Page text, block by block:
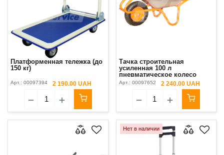
Платформенная тележка (до
150 кг)
Арт.: 00097394 2 190.00 UAH
Тачка строительная
усиленная 100 л
пневматическое колесо
Bulid (180 кг)
Арт.: 00097652 2 240.00 UAH
Нет в наличии